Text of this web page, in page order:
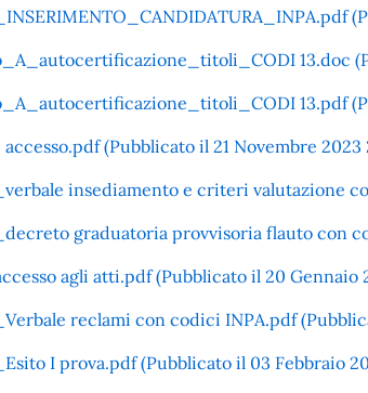
13.doc
13.pdf
(Pubblicato il 21 Novembre 2023
insediamento e criteri valutazione
graduatoria provvisoria flauto con
agli atti.pdf (Pubblicato il 20 Gennaio
reclami con codici INPA.pdf
I prova.pdf (Pubblicato il 03 Febbraio